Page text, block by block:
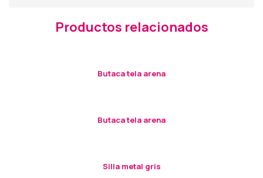
Productos relacionados
Butaca tela arena
Butaca tela arena
Silla metal gris